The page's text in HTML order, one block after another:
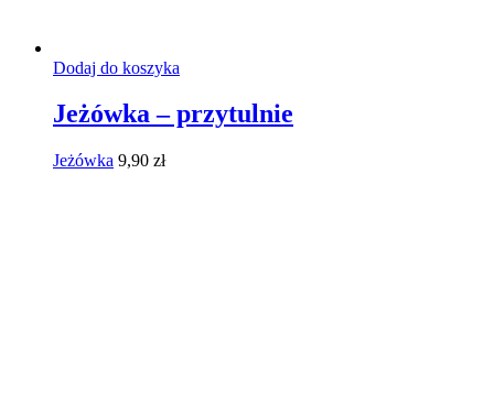
Dodaj do koszyka
Jeżówka – przytulnie
Jeżówka 9,90 zł